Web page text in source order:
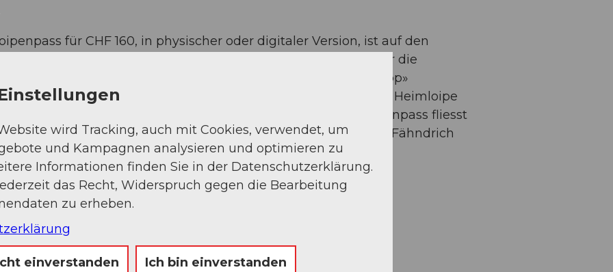
für CHF 160, in physischer oder digitaler Version, ist auf den
Er kann direkt bei den Luzerner Loipenorganisationen über die
über die Webseite oder in der «Langlaufpass-App»
) bestellt werden. Wichtig: Unterstütze mit deiner Wahl der Heimloipe
Und ein Franken pro verkauftem Schweizer Loipenpass fliesst
Biathlon-Nachwuchsförderung, dass nach Nadine und Cyril Fähndrich
unterstützt werden können.
wird Tracking, auch mit Cookies, verwendet, um
und Kampagnen analysieren und optimieren zu
Informationen finden Sie in der Datenschutzerklärung.
das Recht, Widerspruch gegen die Bearbeitung
zu erheben.
einverstanden Ich bin einverstanden